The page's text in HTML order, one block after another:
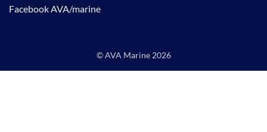
Facebook AVA/marine
© AVA Marine 2026